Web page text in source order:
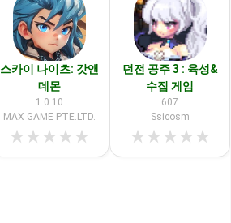
스카이 나이츠: 갓앤
데몬
1.0.10
MAX GAME PTE.LTD.
★★★★★
던전 공주 3 : 육성&
수집 게임
607
Ssicosm
★★★★★